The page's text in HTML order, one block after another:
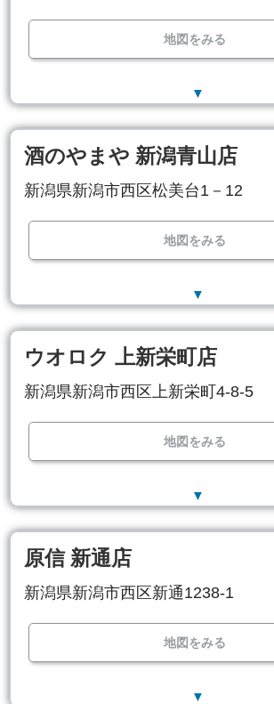
地図をみる
▼
酒のやまや 新潟青山店
新潟県新潟市西区松美台1－12
地図をみる
▼
ウオロク 上新栄町店
新潟県新潟市西区上新栄町4-8-5
地図をみる
▼
原信 新通店
新潟県新潟市西区新通1238-1
地図をみる
▼